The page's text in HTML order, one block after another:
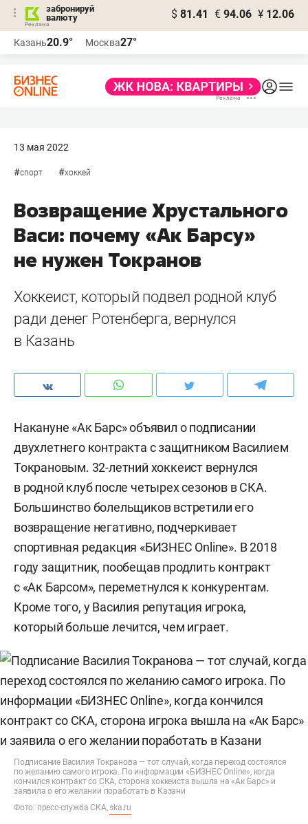
забронируй
валюту
$ 81.41 € 94.06 ¥ 12.06
Казань20.9° Москва27°
13 мая 2022
#спорт #хоккей
Возвращение Хрустального
Васи: почему «Ак Барсу»
не нужен Токранов
Хоккеист, который подвел родной клуб
ради денег Ротенберга, вернулся
в Казань
Накануне «Ак Барс» объявил о подписании
двухлетнего контракта с защитником Василием
Токрановым. 32-летний хоккеист вернулся
в родной клуб после четырех сезонов в СКА.
Большинство болельщиков встретили его
возвращение негативно, подчеркивает
спортивная редакция «БИЗНЕС Online». В 2018
году защитник, пообещав продлить контракт
с «Ак Барсом», переметнулся к конкурентам.
Кроме того, у Василия репутация игрока,
который больше лечится, чем играет.
Подписание Василия Токранова — тот случай, когда переход состоялся
по желанию самого игрока. По информации «БИЗНЕС Online», когда
кончился контракт со СКА, сторона хоккеиста вышла на «Ак Барс» и
заявила о его желании поработать в Казани
Фото: пресс-служба СКА,ska.ru